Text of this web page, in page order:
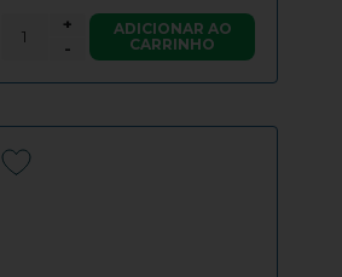
-
+
ADICIONAR AO
CARRINHO